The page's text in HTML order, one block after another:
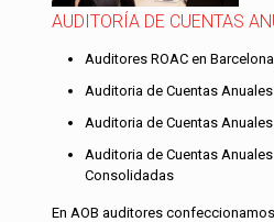
AUDITORÍA DE CUENTAS
Auditores ROAC en
Auditoria de Cuentas
Auditoria de Cuentas
Auditoria de Cuentas Anuales
Consolidadas
En AOB auditores